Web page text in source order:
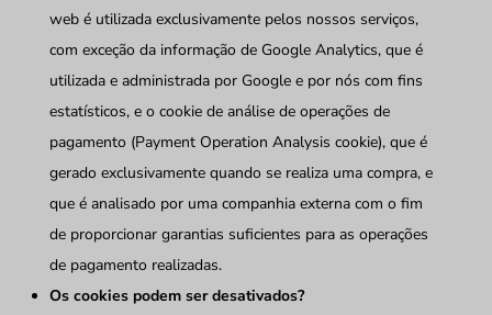
web é utilizada exclusivamente pelos nossos serviços,
com exceção da informação de Google Analytics, que é
utilizada e administrada por Google e por nós com fins
estatísticos, e o cookie de análise de operações de
pagamento (Payment Operation Analysis cookie), que é
gerado exclusivamente quando se realiza uma compra, e
que é analisado por uma companhia externa com o fim
de proporcionar garantias suficientes para as operações
de pagamento realizadas.
Os cookies podem ser desativados?